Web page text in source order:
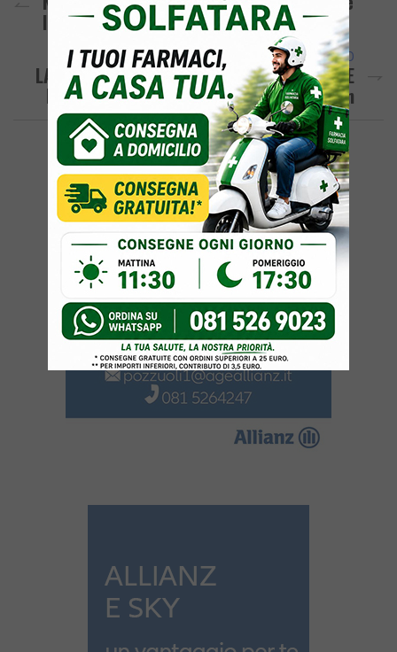
In Zona Anfiteatro»
ARTICOLO SUCCESSIVO
LA STANZA DEL CARDIOLOGO/ Cuore, Sport E
Prevenzione: Cosa Insegna Il Caso Eriksen